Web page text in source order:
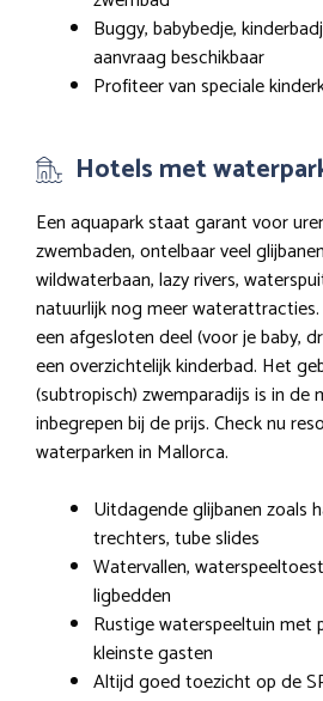
Buggy, babybedje,
aanvraag beschikbaar
Profiteer van speciale
Hotels met
Een aquapark staat garant voor
zwembaden, ontelbaar veel
wildwaterbaan, lazy rivers,
natuurlijk nog meer
een afgesloten deel (voor je baby,
een overzichtelijk kinderbad. Het
(subtropisch) zwemparadijs is in de
inbegrepen bij de prijs. Check nu
waterparken in Mallorca.
Uitdagende glijbanen zoals
trechters, tube slides
Watervallen,
ligbedden
Rustige waterspeeltuin met
kleinste gasten
Altijd goed toezicht op de